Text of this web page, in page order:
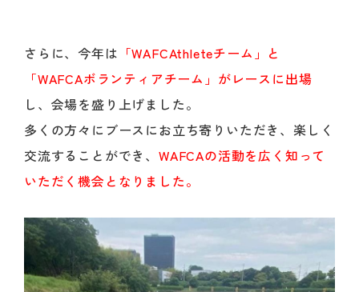
さらに、今年は 「WAFCAthleteチーム」と
「WAFCAボランティアチーム」がレースに出場
し、会場を盛り上げました。
多くの方々にブースにお立ち寄りいただき、楽しく
交流することができ、 WAFCAの活動を広く知って
いただく機会となりました。